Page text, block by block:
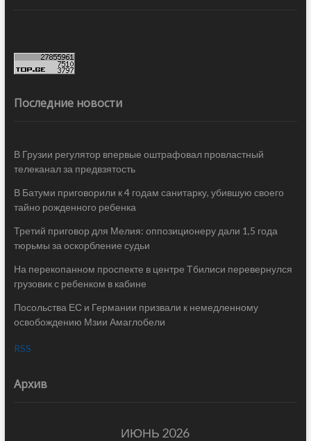
Последние новости
В Грузии регулятор впервые оштрафовал провластный
телеканал за предвзятость
В Батуми приговорили к 4 годам санитарку, убившую своего
тайно рожденного ребенка
Третий приговор для Мелия: оппозиционеру дали 1,5 года
тюрьмы за оскорбление судьи
На перекопанном проспекте в центре Тбилиси перевернулся
грузовик с ребенком в кабине
Посольства ЕС и Германии призвали к немедленному
освобождению Мзии Амаглобели
RSS
Архив
ИЮНЬ 2026